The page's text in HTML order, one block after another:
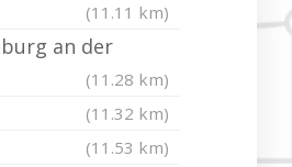
(11.11 km)
an der
(11.28 km)
(11.32 km)
(11.53 km)